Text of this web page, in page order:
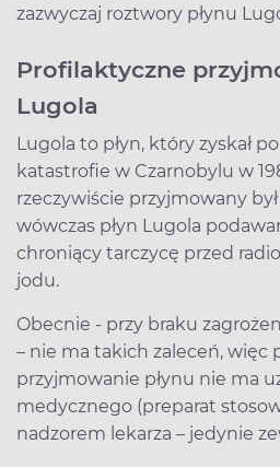
zazwyczaj roztwory płynu
Profilaktyczne
Lugola
Lugola to płyn, który zyskał
katastrofie w Czarnobylu w
rzeczywiście przyjmowany
wówczas płyn Lugola
chroniący tarczycę przed
jodu.
Obecnie - przy braku
– nie ma takich zaleceń, więc
przyjmowanie płynu nie ma
medycznego (preparat
nadzorem lekarza – jedynie